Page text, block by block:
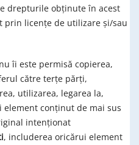
drepturile obținute în acest
prin licențe de utilizare și/sau
îi este permisă copierea,
către terțe părți,
utilizarea, legarea la,
conținut de mai sus
intenționat
, includerea oricărui element